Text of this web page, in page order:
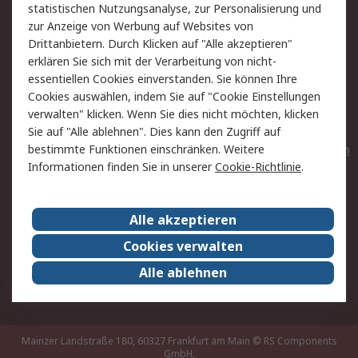
Hilfe
Privatkunden
Rechtliches
AGB
Datenschutz
Cookie-Richtlinie
Zahlungsbedingungen
Copyright/Impressum
Entsorgung
Elektrogeräte/Batterien
RS weltweit
Karriere bei RS
Nachhaltigkeit
Qualität/Umwelt/ZertifikatePresse-Center
Event-Center
Mainzer Landstraße 180, 60327 Frankfurt am Main © RS Components
GmbH,
statistischen Nutzungsanalyse, zur Personalisierung und
zur Anzeige von Werbung auf Websites von
Drittanbietern. Durch Klicken auf "Alle akzeptieren"
erklären Sie sich mit der Verarbeitung von nicht-
essentiellen Cookies einverstanden. Sie können Ihre
Cookies auswählen, indem Sie auf "Cookie Einstellungen
verwalten" klicken. Wenn Sie dies nicht möchten, klicken
Sie auf "Alle ablehnen". Dies kann den Zugriff auf
bestimmte Funktionen einschränken. Weitere
Informationen finden Sie in unsererCookie-Richtlinie.
Alle akzeptieren
Cookies verwalten
Alle ablehnen